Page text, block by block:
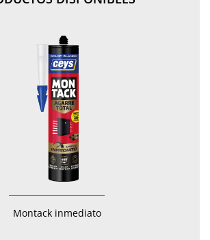
Montack inmediato